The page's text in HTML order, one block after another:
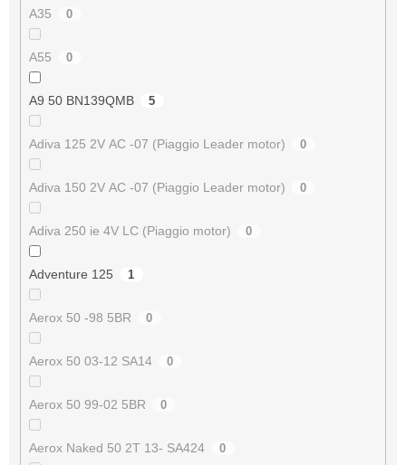
A35 0
A55 0
A9 50 BN139QMB 5
Adiva 125 2V AC -07 (Piaggio Leader motor) 0
Adiva 150 2V AC -07 (Piaggio Leader motor) 0
Adiva 250 ie 4V LC (Piaggio motor) 0
Adventure 125 1
Aerox 50 -98 5BR 0
Aerox 50 03-12 SA14 0
Aerox 50 99-02 5BR 0
Aerox Naked 50 2T 13- SA424 0